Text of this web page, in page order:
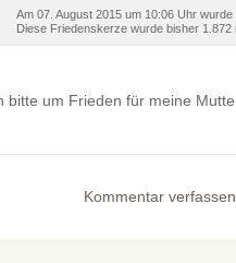
Am 07. August 2015 um 10:06 Uhr
Diese Friedenskerze wurde bisher
bitte um Frieden für meine
Kommentar verfassen